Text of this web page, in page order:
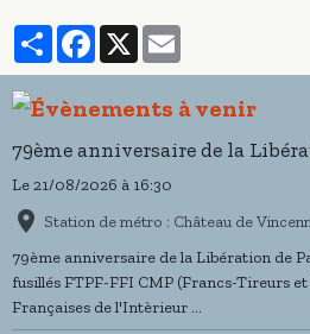
PartagerFacebook
X
79ème anniversaire de la
Le 21/08/2026 à 16:30
Station de métro : Château de
79ème anniversaire de la Libération de
fusillés FTPF-FFI CMP (Francs-Tireurs
Françaises de l'Intèrieur ...